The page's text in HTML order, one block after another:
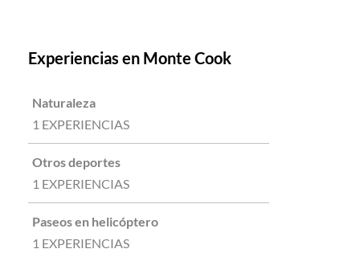
Experiencias en Monte Cook
Naturaleza
1 EXPERIENCIAS
Otros deportes
1 EXPERIENCIAS
Paseos en helicóptero
1 EXPERIENCIAS